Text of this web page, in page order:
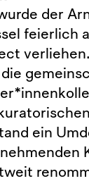
der
feierlich
ein